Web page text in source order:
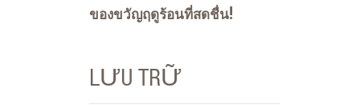
ของขวัญฤดูร้อนที่สดชื่น!
LƯU TRỮ